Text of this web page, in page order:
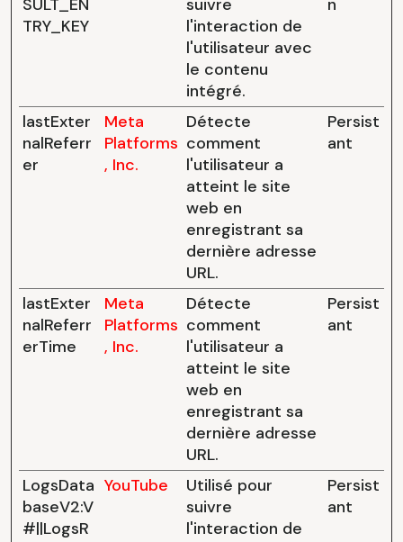
SULT_EN
TRY_KEY
suivre
l'interaction de
l'utilisateur avec
le contenu
intégré.
n
lastExter
nalReferr
er
Meta
Platforms
, Inc.
Détecte
comment
l'utilisateur a
atteint le site
web en
enregistrant sa
dernière adresse
URL.
Persist
ant
lastExter
nalReferr
erTime
Meta
Platforms
, Inc.
Détecte
comment
l'utilisateur a
atteint le site
web en
enregistrant sa
dernière adresse
URL.
Persist
ant
LogsData
baseV2:V
#||LogsR
YouTube
Utilisé pour
suivre
l'interaction de
Persist
ant